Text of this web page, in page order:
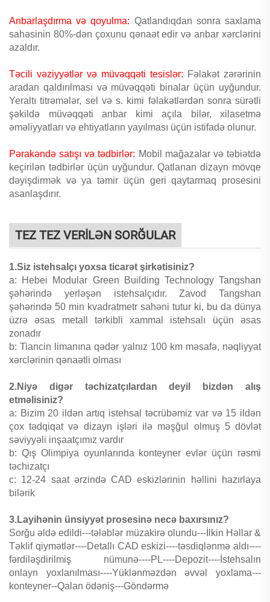
Anbarlaşdırma və qoyulma: Qatlandıqdan sonra saxlama
sahəsinin 80%-dən çoxunu qənaət edir və anbar xərclərini
azaldır.
Təcili vəziyyətlər və müvəqqəti tesislər: Fəlakət zərərinin
aradan qaldırılması və müvəqqəti binalar üçün uyğundur.
Yeraltı titrəmələr, sel və s. kimi fəlakətlərdən sonra sürətli
şəkildə müvəqqəti anbar kimi açıla bilər, xilasetmə
əməliyyatları və ehtiyatların yayılması üçün istifadə olunur.
Pərakəndə satışı və tədbirlər: Mobil mağazalar və təbiətdə
keçirilən tədbirlər üçün uyğundur. Qatlanan dizayn mövqe
dəyişdirmək və ya təmir üçün geri qaytarmaq prosesini
asanlaşdırır.
TEZ TEZ VERİLƏN SORĞULAR
1.Siz istehsalçı yoxsa ticarət şirkətisiniz?
a: Hebei Modular Green Building Technology Tangshan
şəhərində yerləşən istehsalçıdır. Zavod Tangshan
şəhərində 50 min kvadratmetr sahəni tutur ki, bu da dünya
üzrə əsas metall tərkibli xammal istehsalı üçün əsas
zonadır
b: Tiancin limanına qədər yalnız 100 km məsafə, nəqliyyat
xərclərinin qənaətli olması
2.Niyə digər təchizatçılardan deyil bizdən alış
etməlisiniz?
a: Bizim 20 ildən artıq istehsal təcrübəmiz var və 15 ildən
çox tədqiqat və dizayn işləri ilə məşğul olmuş 5 dövlət
səviyyəli inşaatçımız vardır
b: Qış Olimpiya oyunlarında konteyner evlər üçün rəsmi
təchizatçı
c: 12-24 saat ərzində CAD eskizlərinin həllini hazırlaya
bilərik
3.Layihənin ünsiyyət prosesinə necə baxırsınız?
Sorğu əldə edildi---tələblər müzakirə olundu---İlkin Həllar &
Təklif qiymətlər----Detallı CAD eskizi----təsdiqlənmə aldı----
fərdiləşdirilmiş nümunə----PL----Depozit----İstehsalın
onlayn yoxlanılması----Yüklənməzdən əvvəl yoxlama---
konteyner--Qalan ödəniş---Göndərmə